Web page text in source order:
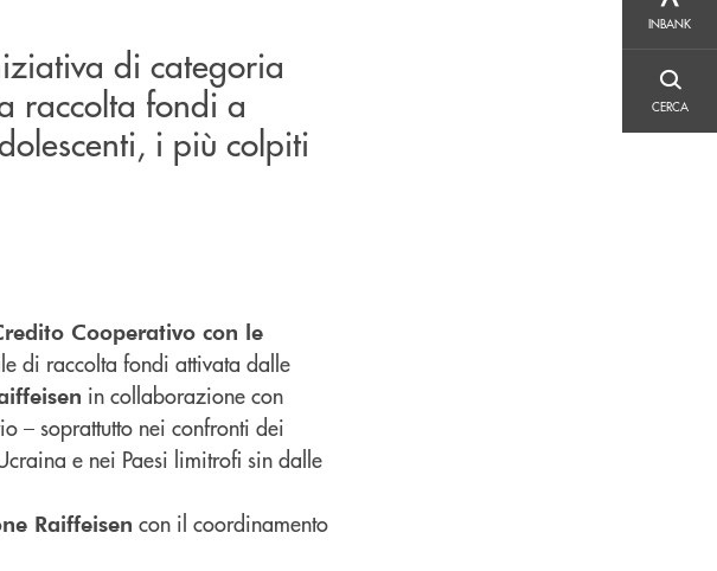
INBANK
CERCA
di categoria
raccolta fondi a
i più colpiti
Cooperativo con le
di raccolta fondi attivata dalle
in collaborazione con
– soprattutto nei confronti dei
e nei Paesi limitrofi sin dalle
Raiffeisen con il coordinamento